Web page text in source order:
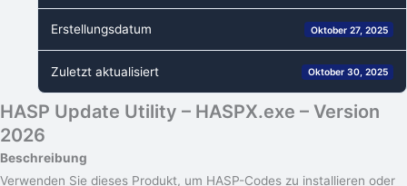
Erstellungsdatum Oktober 27, 2025
Zuletzt aktualisiert Oktober 30, 2025
HASP Update Utility – HASPX.exe – Version
2026
Beschreibung
Verwenden Sie dieses Produkt, um HASP-Codes zu installieren oder